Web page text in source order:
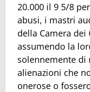
20.000 il 9 5/8
abusi, i mastri
della Camera dei
assumendo la
solennemente di
alienazioni che
onerose o